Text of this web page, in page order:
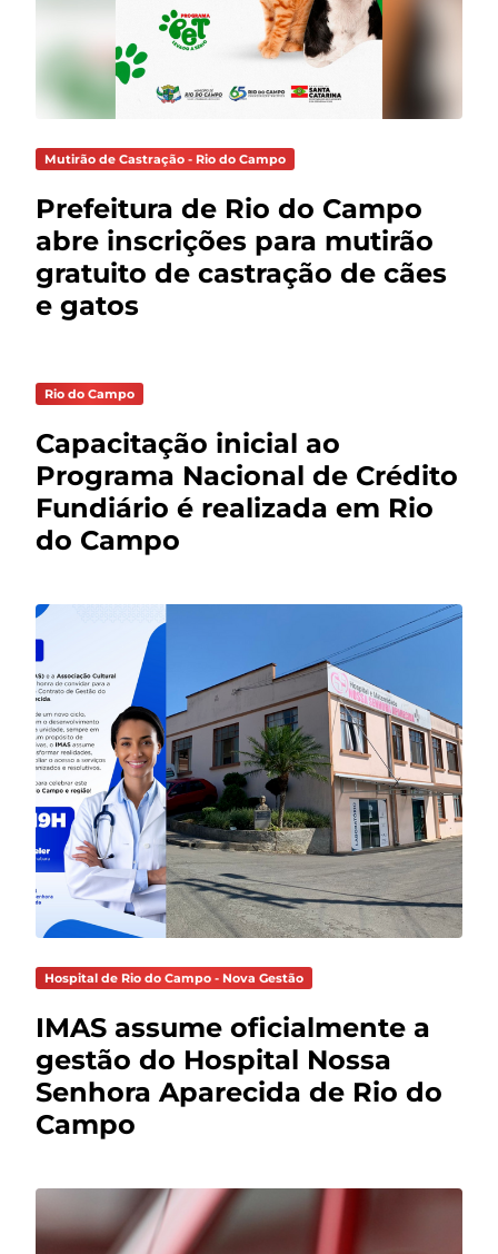
Mutirão de Castração - Rio do Campo
Prefeitura de Rio do Campo
abre inscrições para mutirão
gratuito de castração de cães
e gatos
Rio do Campo
Capacitação inicial ao
Programa Nacional de Crédito
Fundiário é realizada em Rio
do Campo
Hospital de Rio do Campo - Nova Gestão
IMAS assume oficialmente a
gestão do Hospital Nossa
Senhora Aparecida de Rio do
Campo